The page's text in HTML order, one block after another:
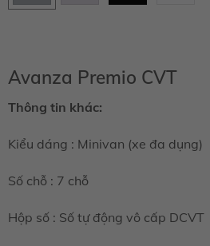
Avanza Premio CVT
Thông tin khác:
Kiểu dáng : Minivan (xe đa dụng)
Số chỗ : 7 chỗ
Hộp số : Số tự động vô cấp DCVT